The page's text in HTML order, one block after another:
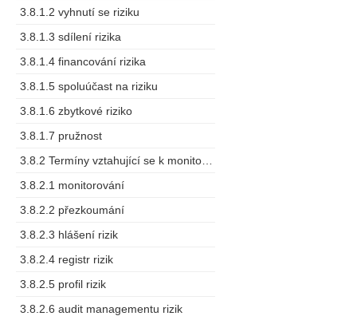
3.8.1.2 vyhnutí se riziku
3.8.1.3 sdílení rizika
3.8.1.4 financování rizika
3.8.1.5 spoluúčast na riziku
3.8.1.6 zbytkové riziko
3.8.1.7 pružnost
3.8.2.1 monitorování
3.8.2.2 přezkoumání
3.8.2.3 hlášení rizik
3.8.2.4 registr rizik
3.8.2.5 profil rizik
3.8.2.6 audit managementu rizik